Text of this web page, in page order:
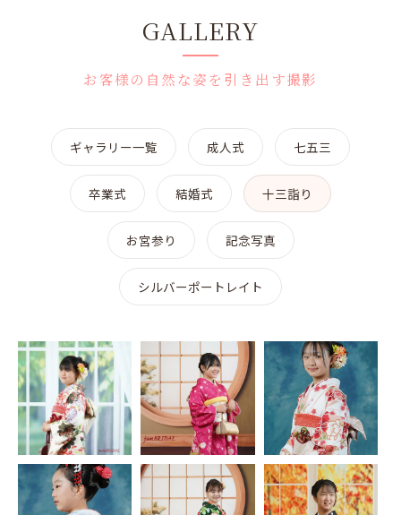
GALLERY
お客様の自然な姿を引き出す撮影
ギャラリー一覧 成人式 七五三
卒業式 結婚式 十三詣り
お宮参り 記念写真
シルバーポートレイト